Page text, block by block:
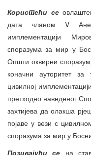
Користећи се
дата чланом V
имплементацији
споразума за мир у
Општи оквирни
коначни ауторитет
цивилној
претходно наведеног
захтијева да олакша
појаве у вези с
споразума за мир у
Позивајући се на